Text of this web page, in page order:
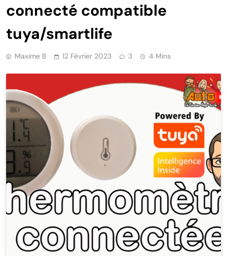
connecté compatible
tuya/smartlife
Maxime B 12 Février 2023 3 4 Mins